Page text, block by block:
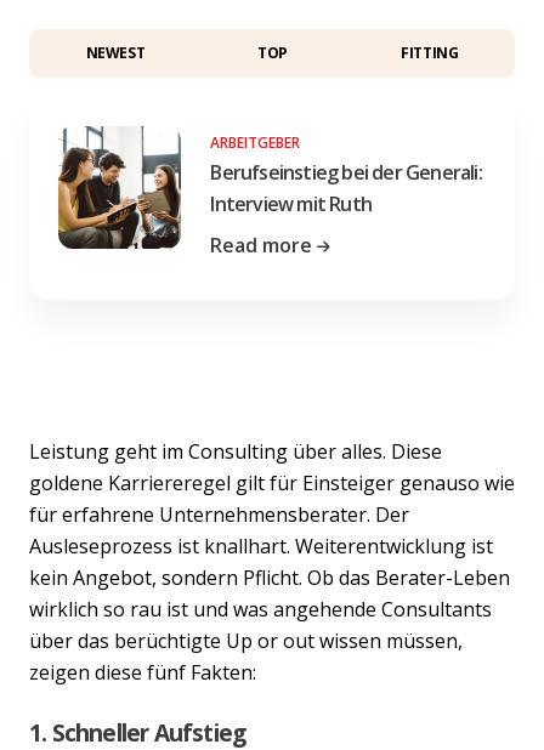
NEWEST TOP FITTING
ARBEITGEBER
Berufseinstieg bei der Generali:
Interview mit Ruth
Read more
Leistung geht im Consulting über alles. Diese
goldene Karriereregel gilt für Einsteiger genauso wie
für erfahrene Unternehmensberater. Der
Ausleseprozess ist knallhart. Weiterentwicklung ist
kein Angebot, sondern Pflicht. Ob das Berater-Leben
wirklich so rau ist und was angehende Consultants
über das berüchtigte Up or out wissen müssen,
zeigen diese fünf Fakten:
1. Schneller Aufstieg